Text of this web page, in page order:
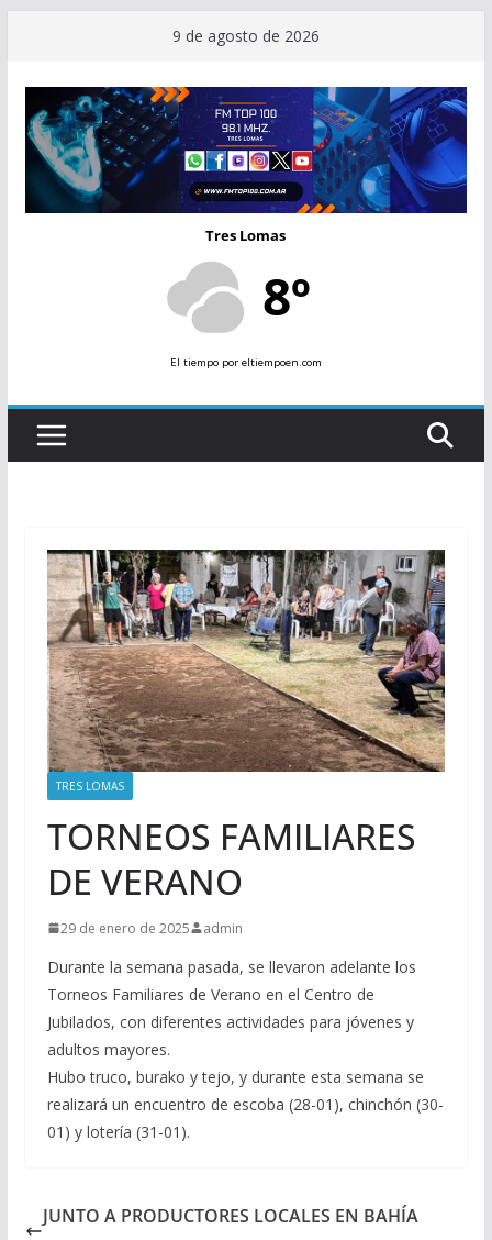
contenido
9 de agosto de 2026
Tres Lomas
8º
El tiempopor eltiempoen.com
TRES LOMAS
TORNEOS FAMILIARES
DE VERANO
29 de enero de 2025 admin
Durante la semana pasada, se llevaron adelante los
Torneos Familiares de Verano en el Centro de
Jubilados, con diferentes actividades para jóvenes y
adultos mayores.
Hubo truco, burako y tejo, y durante esta semana se
realizará un encuentro de escoba (28-01), chinchón (30-
01) y lotería (31-01).
JUNTO A PRODUCTORES LOCALES EN BAHÍA